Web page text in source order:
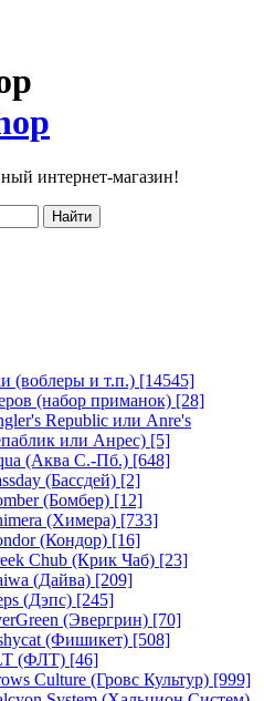
интернет-магазин!
(воблеры и т.п.) [14545]
(набор приманок) [28]
Republic или Anre's
или Анрес) [5]
(Аква С.-Пб.) [648]
(Бассдей) [2]
(Бомбер) [12]
(Химера) [733]
(Кондор) [16]
Chub (Крик Чаб) [23]
(Дайва) [209]
(Дэпс) [245]
(Эвергрин) [70]
(Фишикет) [508]
(ФЛТ) [46]
Culture (Гровс Культур) [999]